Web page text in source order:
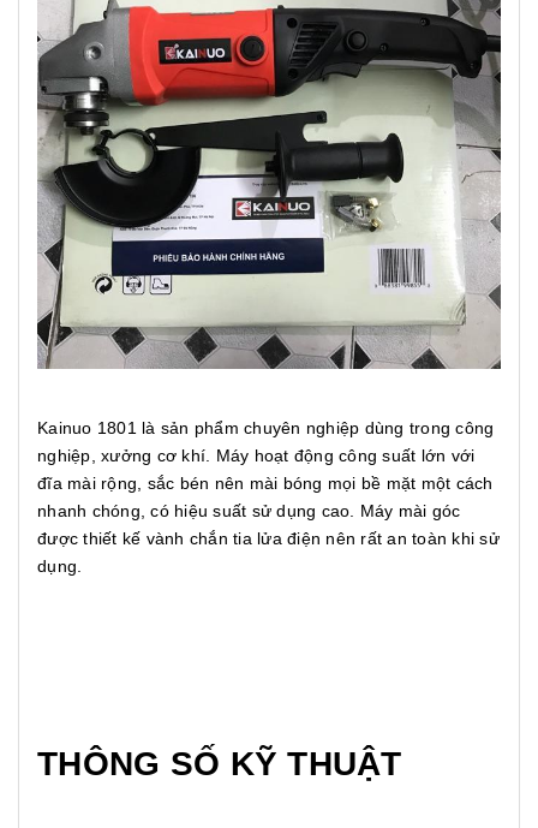
Kainuo 1801 là sản phẩm chuyên nghiệp dùng trong công
nghiệp, xưởng cơ khí. Máy hoạt động công suất lớn với
đĩa mài rộng, sắc bén nên mài bóng mọi bề mặt một cách
nhanh chóng, có hiệu suất sử dụng cao. Máy mài góc
được thiết kế vành chắn tia lửa điện nên rất an toàn khi sử
dụng.
THÔNG SỐ KỸ THUẬT